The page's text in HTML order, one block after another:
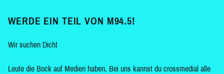
WERDE EIN TEIL VON M94.5!
Wir suchen Dich!
Leute die Bock auf Medien haben. Bei uns kannst du crossmedial alle